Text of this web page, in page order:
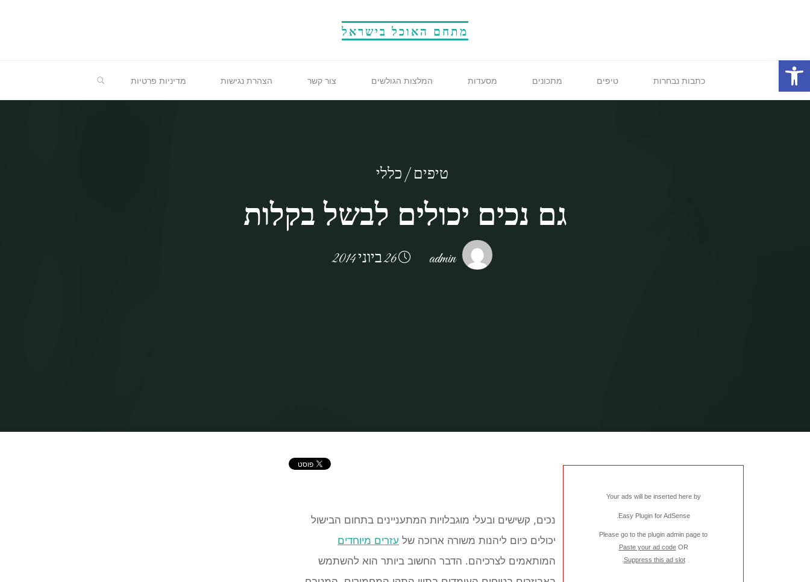
פתח סרגל נגישות
מתחם האוכל בישראל
כתבות נבחרות טיפים מתכונים מסעדות המלצות הגולשים צור קשר הצהרת נגישות מדיניות פרטיות
טיפים|כללי
גם נכים יכולים לבשל בקלות
admin 26 ביוני 2014
Your ads will be inserted here by
Easy Plugin for AdSense
Please go to the plugin admin page to
Paste your ad codeOR
Suppress this ad slot
נכים, קשישים ובעלי מוגבלויות המתעניינים בתחום הבישול
יכולים כיום ליהנות משורה ארוכה של עזרים מיוחדים
המותאמים לצרכיהם. הדבר החשוב ביותר הוא להשתמש